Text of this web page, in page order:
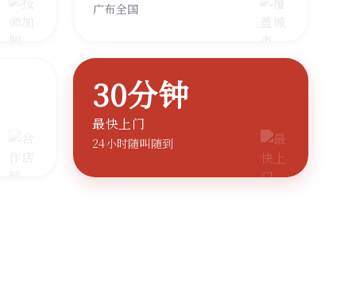
广布全国
30分钟
最快上门
24小时随叫随到